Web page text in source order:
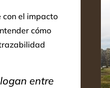
con el impacto
cómo
entre